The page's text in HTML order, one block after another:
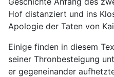
Hof distanziert und ins
Apologie der Taten von
Einige finden in diesem
seiner Thronbesteigung
er gegeneinander